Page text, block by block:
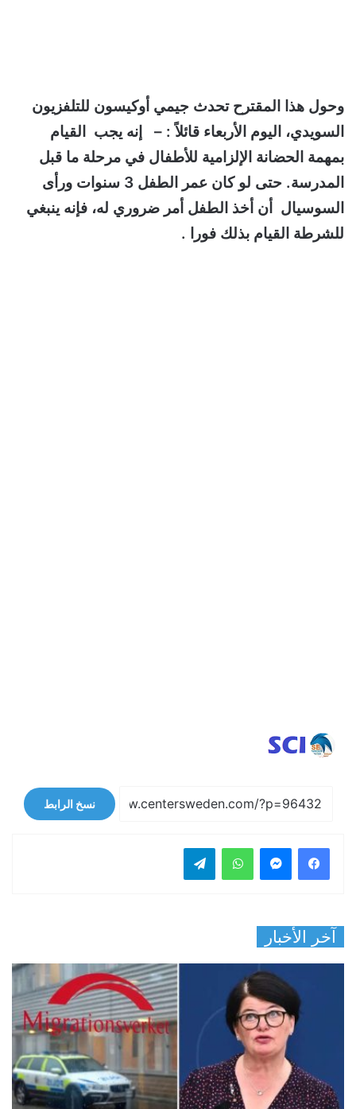
وحول هذا المقترح تحدث جيمي أوكيسون للتلفزيون
السويدي، اليوم الأربعاء قائلاً : – إنه يجب القيام
بمهمة الحضانة الإلزامية للأطفال في مرحلة ما قبل
المدرسة. حتى لو كان عمر الطفل 3 سنوات ورأى
السوسيال أن أخذ الطفل أمر ضروري له، فإنه ينبغي
للشرطة القيام بذلك فورا .
نسخ الرابط
فيسبوك واتساب
آخر الأخبار